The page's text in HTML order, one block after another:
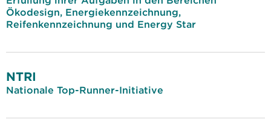
Ökodesign, Energiekennzeichnung,
Reifenkennzeichnung und Energy Star
NTRI
Nationale Top-Runner-Initiative